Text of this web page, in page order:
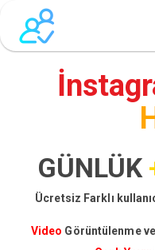
GÜNLÜK
Ücretsiz Farklı
Video Görüntülenme ve